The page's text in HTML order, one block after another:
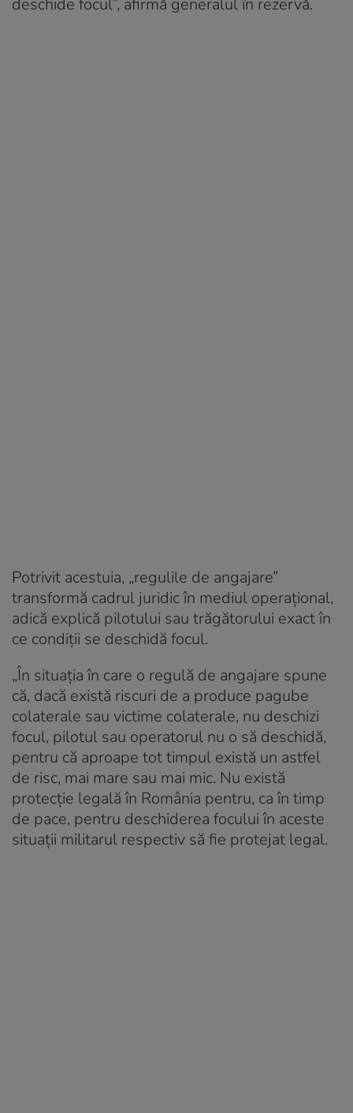
deschide focul”, afirmă generalul în rezervă.
Potrivit acestuia, „regulile de angajare”
transformă cadrul juridic în mediul operațional,
adică explică pilotului sau trăgătorului exact în
ce condiții se deschidă focul.
„În situația în care o regulă de angajare spune
că, dacă există riscuri de a produce pagube
colaterale sau victime colaterale, nu deschizi
focul, pilotul sau operatorul nu o să deschidă,
pentru că aproape tot timpul există un astfel
de risc, mai mare sau mai mic. Nu există
protecție legală în România pentru, ca în timp
de pace, pentru deschiderea focului în aceste
situații militarul respectiv să fie protejat legal.